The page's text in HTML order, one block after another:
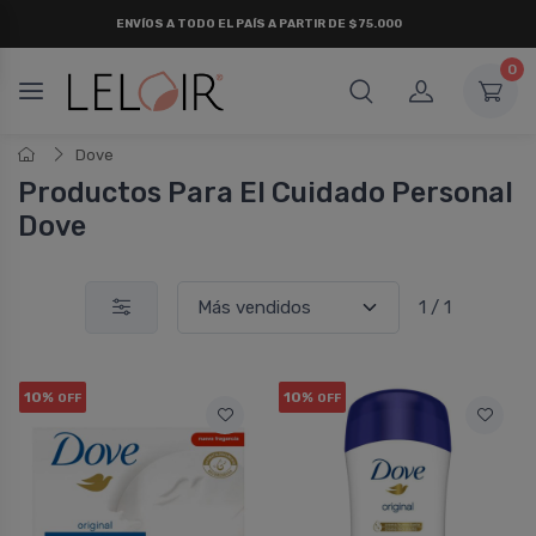
ENVÍOS A TODO EL PAÍS A PARTIR DE $75.000
0
Dove
Productos Para El Cuidado Personal
Dove
1 / 1
10% OFF 10% OFF